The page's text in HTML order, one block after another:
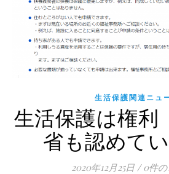
生活保護関連ニュ
生活保護は権利
省も認めてい
2020年12月25日 / 0件の